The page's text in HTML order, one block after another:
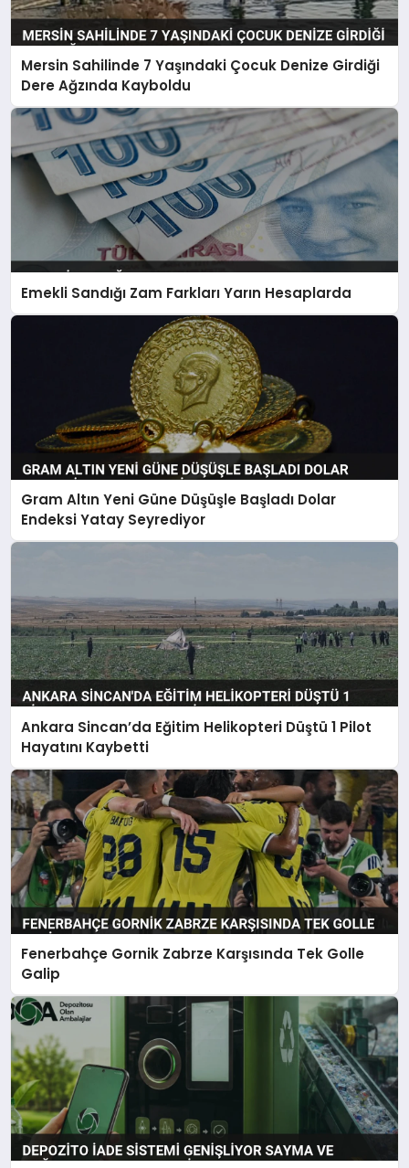
Mersin Sahilinde 7 Yaşındaki Çocuk Denize Girdiği
Dere Ağzında Kayboldu
Emekli Sandığı Zam Farkları Yarın Hesaplarda
Gram Altın Yeni Güne Düşüşle Başladı Dolar
Endeksi Yatay Seyrediyor
Ankara Sincan’da Eğitim Helikopteri Düştü 1 Pilot
Hayatını Kaybetti
Fenerbahçe Gornik Zabrze Karşısında Tek Golle
Galip